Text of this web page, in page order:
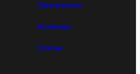
Программы
Команда
Статьи